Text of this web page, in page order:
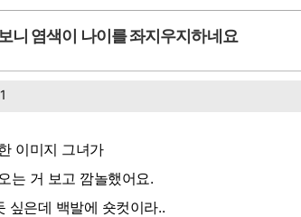
니 염색이 나이를 좌지우지하네요
이미지 그녀가
는 거 보고 깜놀했어요.
싶은데 백발에 숏컷이라..